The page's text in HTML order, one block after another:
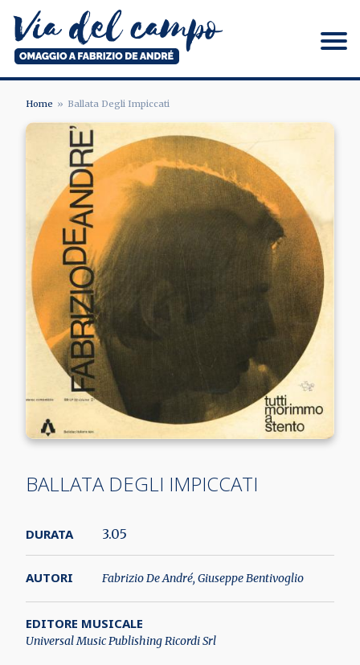
contenuto
principale
Via del campo
BRICIOLE
PANE
Home Ballata Degli Impiccati
BALLATA DEGLI IMPICCATI
DURATA 3.05
AUTORI Fabrizio De André, Giuseppe Bentivoglio
EDITORE MUSICALE
Universal Music Publishing Ricordi Srl